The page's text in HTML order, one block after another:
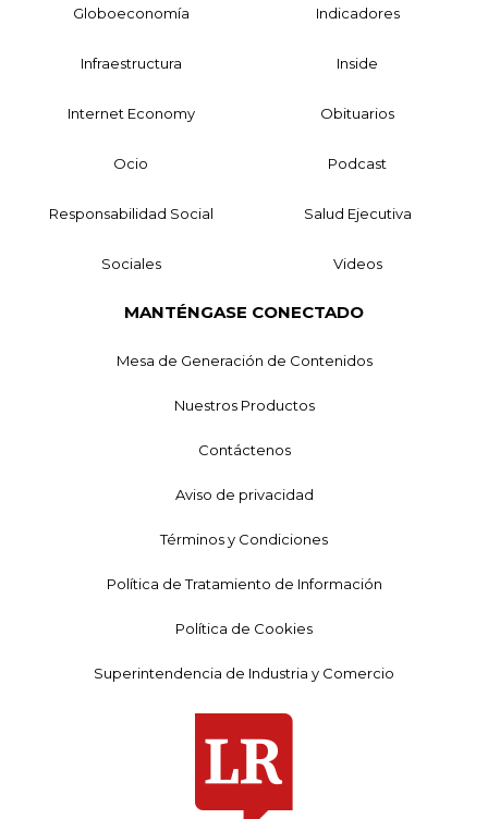
Globoeconomía Indicadores
Infraestructura Inside
Internet Economy Obituarios
Ocio Podcast
Responsabilidad Social Salud Ejecutiva
Sociales Videos
MANTÉNGASE CONECTADO
Mesa de Generación de Contenidos
Nuestros Productos
Contáctenos
Aviso de privacidad
Términos y Condiciones
Política de Tratamiento de Información
Política de Cookies
Superintendencia de Industria y Comercio